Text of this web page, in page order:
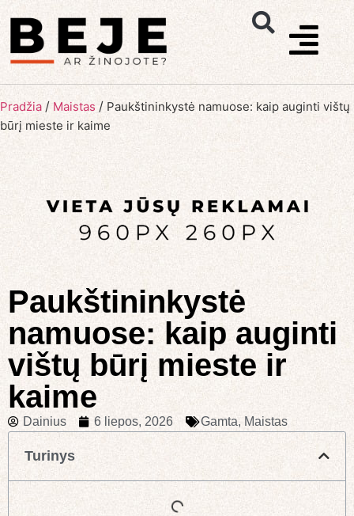
Pradžia / Maistas / Paukštininkystė namuose: kaip auginti vištų
būrį mieste ir kaime
Paukštininkystė
namuose: kaip auginti
vištų būrį mieste ir
kaime
Dainius 6 liepos, 2026 Gamta, Maistas
Turinys